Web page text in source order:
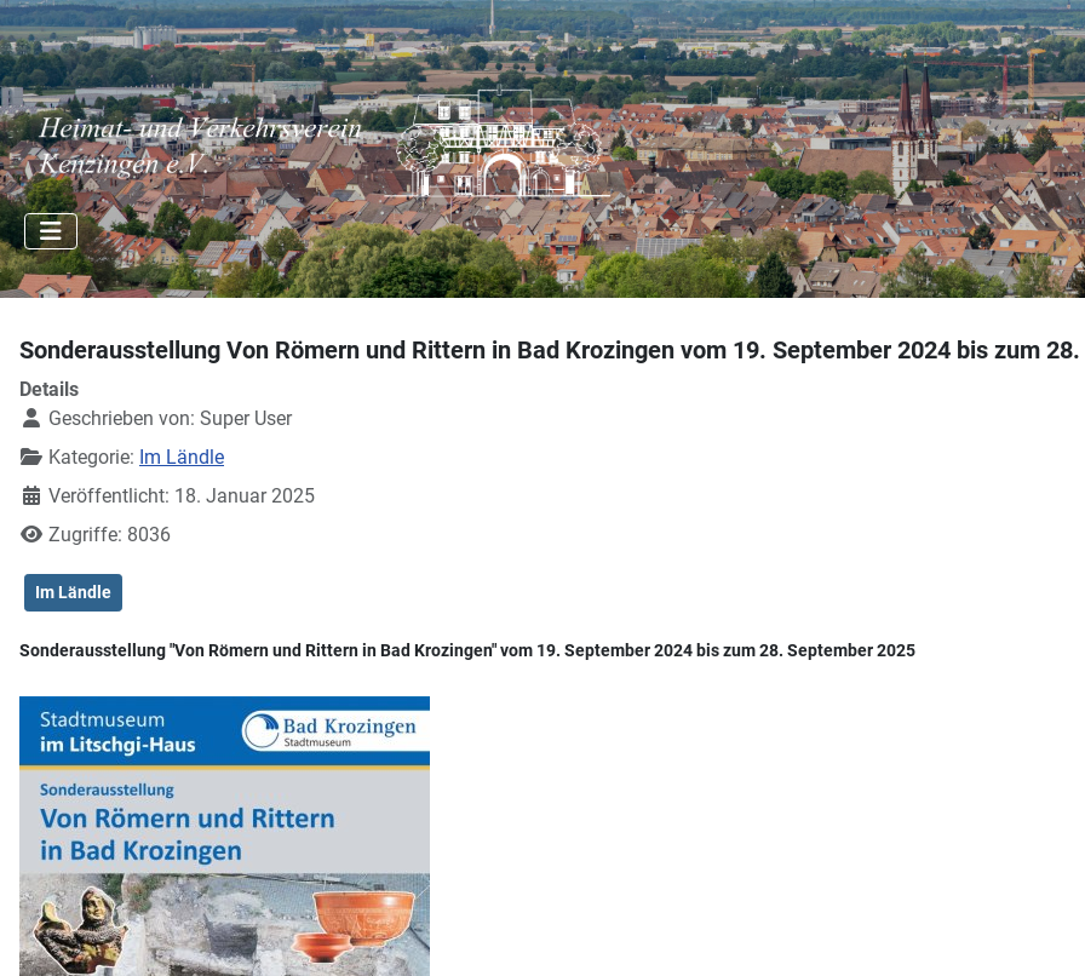
Sonderausstellung Von Römern und Rittern in Bad Krozingen vom 19. September 2024 bis zum
Details
Geschrieben von: Super User
Kategorie: Im Ländle
Veröffentlicht: 18. Januar 2025
Zugriffe: 8036
Im Ländle
Sonderausstellung "Von Römern und Rittern in Bad Krozingen" vom 19. September 2024 bis zum 28. September 2025